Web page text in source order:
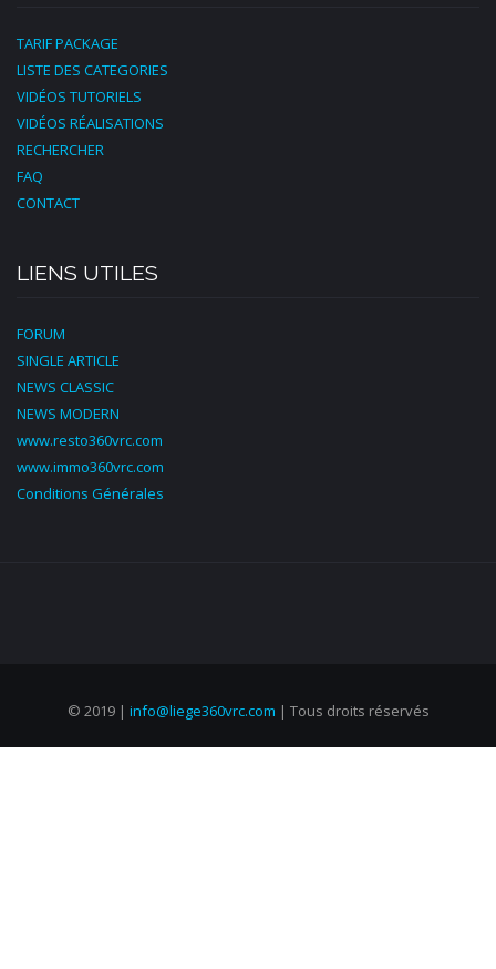
TARIF PACKAGE
LISTE DES CATEGORIES
VIDÉOS TUTORIELS
VIDÉOS RÉALISATIONS
RECHERCHER
FAQ
CONTACT
LIENS UTILES
FORUM
SINGLE ARTICLE
NEWS CLASSIC
NEWS MODERN
www.resto360vrc.com
www.immo360vrc.com
Conditions Générales
© 2019 | info@liege360vrc.com | Tous droits réservés